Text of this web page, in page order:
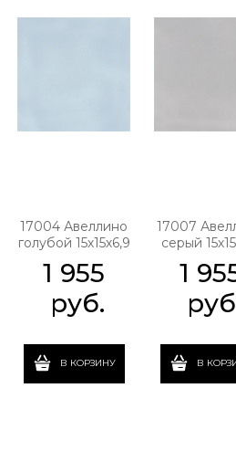
17004 Авеллино
голубой 15х15х6,9
1 955
руб.
В КОРЗИНУ
17007
серый
1
В